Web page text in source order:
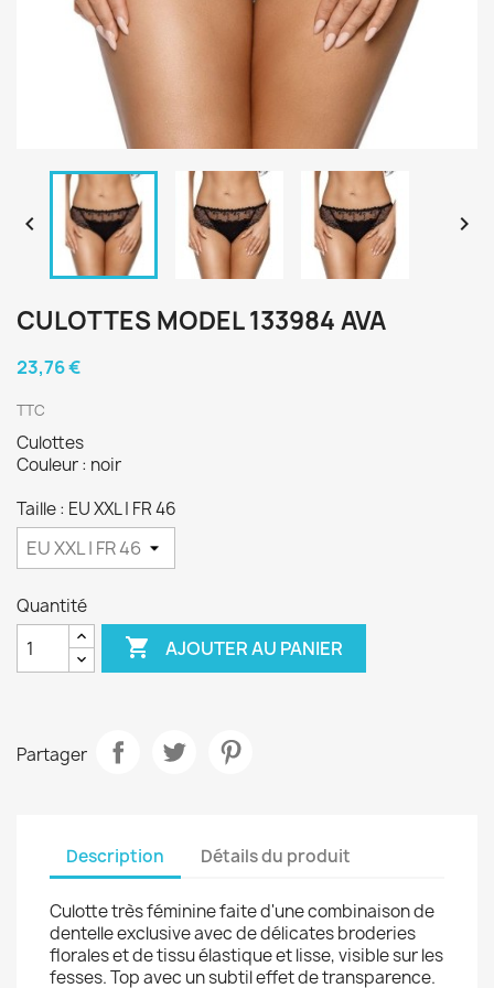
 
CULOTTES MODEL 133984 AVA
23,76 €
TTC
Culottes
Couleur : noir
Taille : EU XXL | FR 46
Quantité
 AJOUTER AU PANIER
Partager
Description Détails du produit
Culotte très féminine faite d'une combinaison de
dentelle exclusive avec de délicates broderies
florales et de tissu élastique et lisse, visible sur les
fesses. Top avec un subtil effet de transparence.